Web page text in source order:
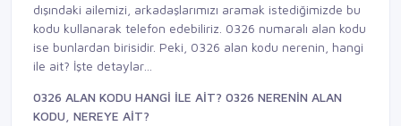
dışındaki ailemizi, arkadaşlarımızı aramak istediğimizde bu
kodu kullanarak telefon edebiliriz. 0326 numaralı alan kodu
ise bunlardan birisidir. Peki, 0326 alan kodu nerenin, hangi
ile ait? İşte detaylar…
0326 ALAN KODU HANGİ İLE AİT? 0326 NERENİN ALAN
KODU, NEREYE AİT?